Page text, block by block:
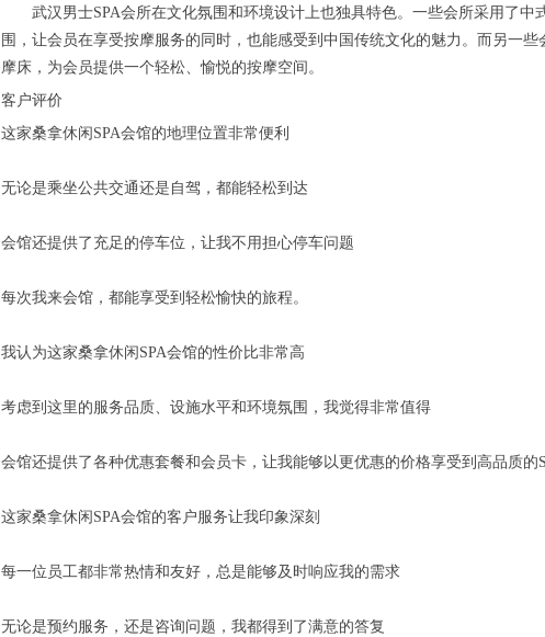
武汉男士SPA会所在文化氛围和环境设计上也独具特色。一些会所采用了中
围，让会员在享受按摩服务的同时，也能感受到中国传统文化的魅力。而另一
摩床，为会员提供一个轻松、愉悦的按摩空间。
客户评价
这家桑拿休闲SPA会馆的地理位置非常便利
无论是乘坐公共交通还是自驾，都能轻松到达
会馆还提供了充足的停车位，让我不用担心停车问题
每次我来会馆，都能享受到轻松愉快的旅程。
我认为这家桑拿休闲SPA会馆的性价比非常高
考虑到这里的服务品质、设施水平和环境氛围，我觉得非常值得
会馆还提供了各种优惠套餐和会员卡，让我能够以更优惠的价格享受到高品质的
这家桑拿休闲SPA会馆的客户服务让我印象深刻
每一位员工都非常热情和友好，总是能够及时响应我的需求
无论是预约服务，还是咨询问题，我都得到了满意的答复